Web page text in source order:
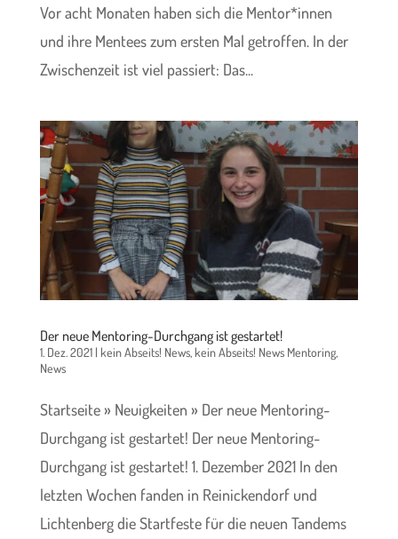
Vor acht Monaten haben sich die Mentor*innen
und ihre Mentees zum ersten Mal getroffen. In der
Zwischenzeit ist viel passiert: Das...
Der neue Mentoring-Durchgang ist gestartet!
1. Dez. 2021| kein Abseits! News,kein Abseits! News Mentoring,
News
Startseite » Neuigkeiten » Der neue Mentoring-
Durchgang ist gestartet! Der neue Mentoring-
Durchgang ist gestartet! 1. Dezember 2021 In den
letzten Wochen fanden in Reinickendorf und
Lichtenberg die Startfeste für die neuen Tandems